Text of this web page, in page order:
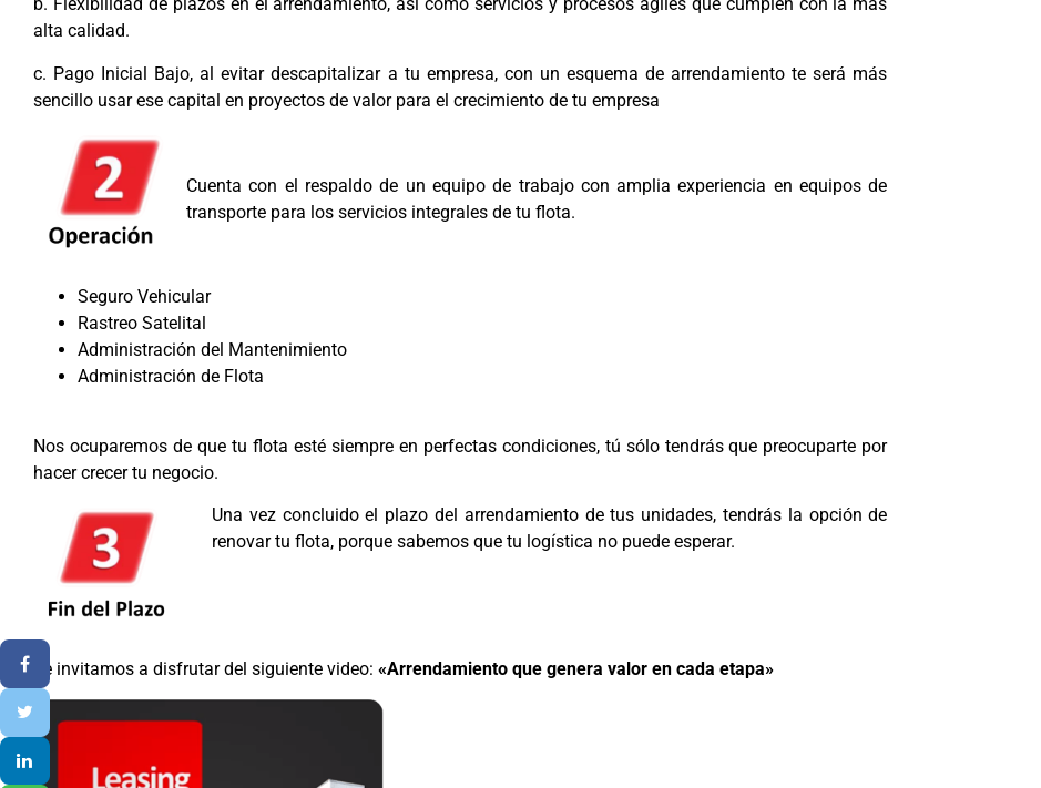
b. Flexibilidad de plazos en el arrendamiento, así como servicios y procesos ágiles que cumplen con la más
alta calidad.
c. Pago Inicial Bajo, al evitar descapitalizar a tu empresa, con un esquema de arrendamiento te será más
sencillo usar ese capital en proyectos de valor para el crecimiento de tu empresa
Cuenta con el respaldo de un equipo de trabajo con amplia experiencia en equipos de
transporte para los servicios integrales de tu flota.
Seguro Vehicular
Rastreo Satelital
Administración del Mantenimiento
Administración de Flota
Nos ocuparemos de que tu flota esté siempre en perfectas condiciones, tú sólo tendrás que preocuparte por
hacer crecer tu negocio.
Una vez concluido el plazo del arrendamiento de tus unidades, tendrás la opción de
renovar tu flota, porque sabemos que tu logística no puede esperar.
Te invitamos a disfrutar del siguiente video: «Arrendamiento que genera valor en cada etapa»